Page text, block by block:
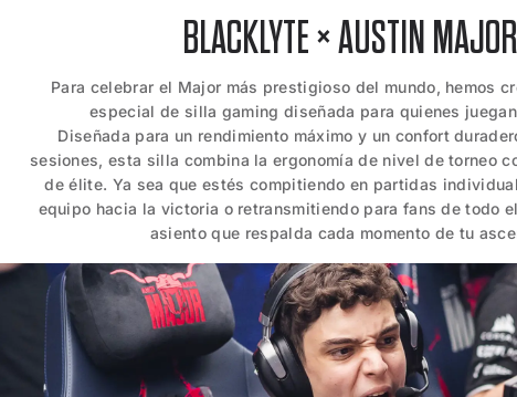
BLACKLYTE × AUSTIN MAJOR
Para celebrar el Major más prestigioso del mundo, hemos
especial de silla gaming diseñada para quienes
Diseñada para un rendimiento máximo y un confort
sesiones, esta silla combina la ergonomía de nivel de torneo
de élite. Ya sea que estés compitiendo en partidas
equipo hacia la victoria o retransmitiendo para fans de todo
asiento que respalda cada momento de tu